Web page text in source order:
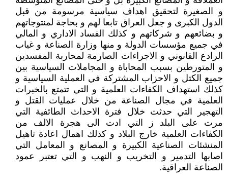
و الصغيرة لتحقيق اهداف سياسية مرسومة من قبل
الدول الكبرى و جعل العراق تابعا لهم و بحاجة لمنتوجاتهم
و بضائعهم و شركاتهم و كذلك الفساد الاداري و المالي
في جميع مؤسسات الدولة و منها وزارة الصناعة و غياب
الرادع القانوني و الاجراءات الصارمة لمحاربة المفسدين
و المتورطين بسبب المحاباة و المجاملات السياسية بين
جميع الكتل و الاحزاب المشتركة في العملية السياسية و
كذلك استهداف الكفاءات العلمية و التي تتمتع بالخبرات
العلمية في مجال الصناعة من خلال عمليات القتل و
التهجير التي حدثت خلال فترة الاحداث الطائفية التي
مرت على البلد ز التي ادت الى هجرة الالف من
الكفاءات العلمية خارج البلاد و كذلك اهمال اعادة تاهيل
المنشئات الصناعية الكبيرة و المصانع و المعامل التي
اصابها التدمير و التخريب و النهب و التي تعتبر عمود
الصناعة العراقية.